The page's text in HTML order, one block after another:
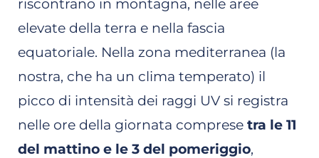
riscontrano in montagna, nelle aree
elevate della terra e nella fascia
equatoriale. Nella zona mediterranea (la
nostra, che ha un clima temperato) il
picco di intensità dei raggi UV si registra
nelle ore della giornata comprese tra le 11
del mattino e le 3 del pomeriggio,